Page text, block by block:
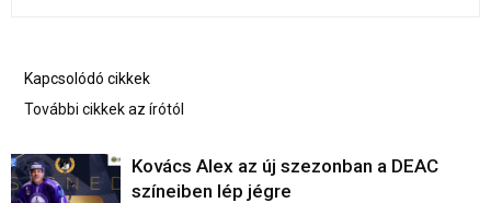
Kapcsolódó cikkek
További cikkek az írótól
Kovács Alex az új szezonban a DEAC
színeiben lép jégre